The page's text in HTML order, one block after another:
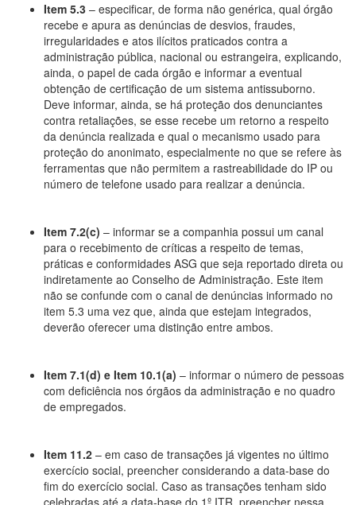
Item 5.3 – especificar, de forma não genérica, qual órgão
recebe e apura as denúncias de desvios, fraudes,
irregularidades e atos ilícitos praticados contra a
administração pública, nacional ou estrangeira, explicando,
ainda, o papel de cada órgão e informar a eventual
obtenção de certificação de um sistema antissuborno.
Deve informar, ainda, se há proteção dos denunciantes
contra retaliações, se esse recebe um retorno a respeito
da denúncia realizada e qual o mecanismo usado para
proteção do anonimato, especialmente no que se refere às
ferramentas que não permitem a rastreabilidade do IP ou
número de telefone usado para realizar a denúncia.
Item 7.2(c) – informar se a companhia possui um canal
para o recebimento de críticas a respeito de temas,
práticas e conformidades ASG que seja reportado direta ou
indiretamente ao Conselho de Administração. Este item
não se confunde com o canal de denúncias informado no
item 5.3 uma vez que, ainda que estejam integrados,
deverão oferecer uma distinção entre ambos.
Item 7.1(d) e Item 10.1(a) – informar o número de pessoas
com deficiência nos órgãos da administração e no quadro
de empregados.
Item 11.2 – em caso de transações já vigentes no último
exercício social, preencher considerando a data-base do
fim do exercício social. Caso as transações tenham sido
celebradas até a data-base do 1º ITR, preencher nessa